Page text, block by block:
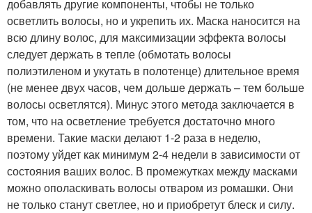
добавлять другие компоненты, чтобы не только
осветлить волосы, но и укрепить их. Маска наносится на
всю длину волос, для максимизации эффекта волосы
следует держать в тепле (обмотать волосы
полиэтиленом и укутать в полотенце) длительное время
(не менее двух часов, чем дольше держать – тем больше
волосы осветлятся). Минус этого метода заключается в
том, что на осветление требуется достаточно много
времени. Такие маски делают 1-2 раза в неделю,
поэтому уйдет как минимум 2-4 недели в зависимости от
состояния ваших волос. В промежутках между масками
можно ополаскивать волосы отваром из ромашки. Они
не только станут светлее, но и приобретут блеск и силу.